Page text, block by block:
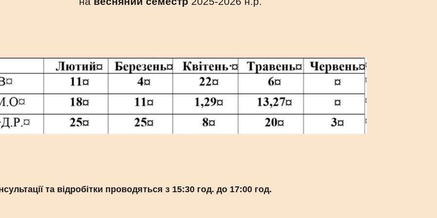
та відробітки проводяться з 15:30 год. до 17:00 год.